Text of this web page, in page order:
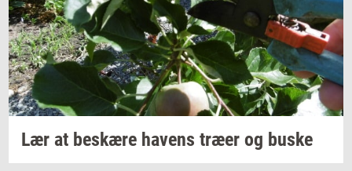
Lær at be­skæ­re ha­vens træer og buske